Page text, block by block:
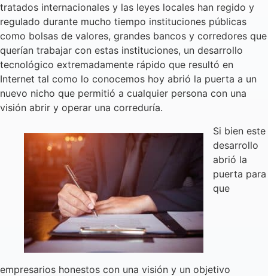
tratados internacionales y las leyes locales han regido y
regulado durante mucho tiempo instituciones públicas
como bolsas de valores, grandes bancos y corredores que
querían trabajar con estas instituciones, un desarrollo
tecnológico extremadamente rápido que resultó en
Internet tal como lo conocemos hoy abrió la puerta a un
nuevo nicho que permitió a cualquier persona con una
visión abrir y operar una correduría.
Si bien este
desarrollo
abrió la
puerta para
que
empresarios honestos con una visión y un objetivo